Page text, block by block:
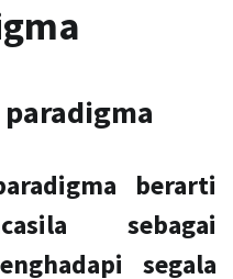
paradigma
berarti
sebagai
segala